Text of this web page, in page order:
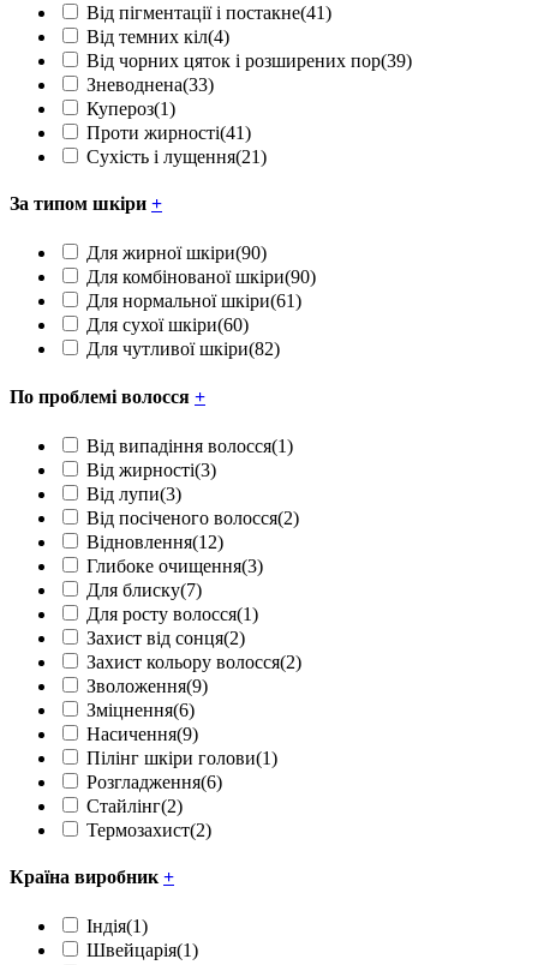
Від пігментації і постакне(41)
Від темних кіл(4)
Від чорних цяток і розширених пор(39)
Зневоднена(33)
Купероз(1)
Проти жирності(41)
Сухість і лущення(21)
За типом шкіри +
Для жирної шкіри(90)
Для комбінованої шкіри(90)
Для нормальної шкіри(61)
Для сухої шкіри(60)
Для чутливої шкіри(82)
По проблемі волосся +
Від випадіння волосся(1)
Від жирності(3)
Від лупи(3)
Від посіченого волосся(2)
Відновлення(12)
Глибоке очищення(3)
Для блиску(7)
Для росту волосся(1)
Захист від сонця(2)
Захист кольору волосся(2)
Зволоження(9)
Зміцнення(6)
Насичення(9)
Пілінг шкіри голови(1)
Розгладження(6)
Стайлінг(2)
Термозахист(2)
Країна виробник +
Індія(1)
Швейцарія(1)